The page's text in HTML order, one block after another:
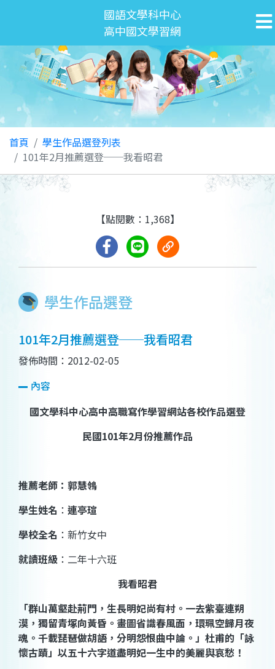
國語文學科中心
高中國文學習網
首頁
學生作品選登列表
101年2月推薦選登──我看昭君
學生作品選登
【點閱數：1,368】
101年2月推薦選登──我看昭君
發佈時間：2012-02-05
內容
國文學科中心高中高職寫作學習網站各校作品選登
民國101年2月份推薦作品
推薦老師：郭慧鴒
學生姓名 ： 連亭瑄
學校全名 ：新竹女中
就讀班級 ：二年十六班
我看昭君
「群山萬壑赴荊門，生長明妃尚有村。一去紫臺連朔
漠，獨留青塚向黃昏。畫圖省識春風面，環珮空歸月夜
魂。千載琵琶做胡語，分明怨恨曲中論。」杜甫的「詠
懷古蹟」以五十六字道盡明妃一生中的美麗與哀愁！